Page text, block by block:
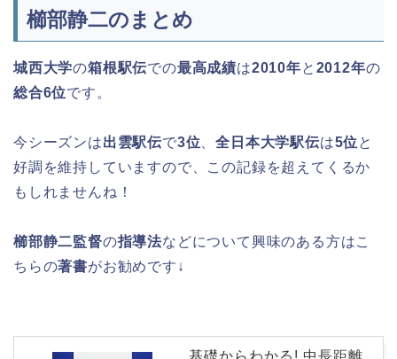
櫛部静二のまとめ
城西大学の箱根駅伝での最高成績は2010年と 2012年の
総合6位です。
今シーズンは出雲駅伝で3位 、全日本大学駅伝は5位と
好調を維持していますので、この記録を超えてくるか
もしれませんね！
櫛部静二監督の指導法などについて興味のある方はこ
ちらの著書がお勧めです↓
基礎からわかる! 中長距離